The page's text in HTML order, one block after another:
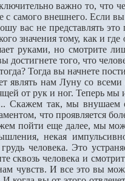
важно то, что
с самого внеш­него. Если
вас не представлять
значения то­му, как и
руками, но смотрите
достигне­те того, что
Тогда вы начнете
нам Луну со всеми
от рук и ног. Теперь мы
так, мы внушаем
что проявляется
пойти еще далее, мы мо­жем
некая
че­ловека. Это
сквозь человека и
чувств. И все это вы